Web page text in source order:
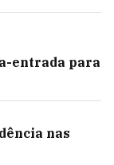
entrada para
nas